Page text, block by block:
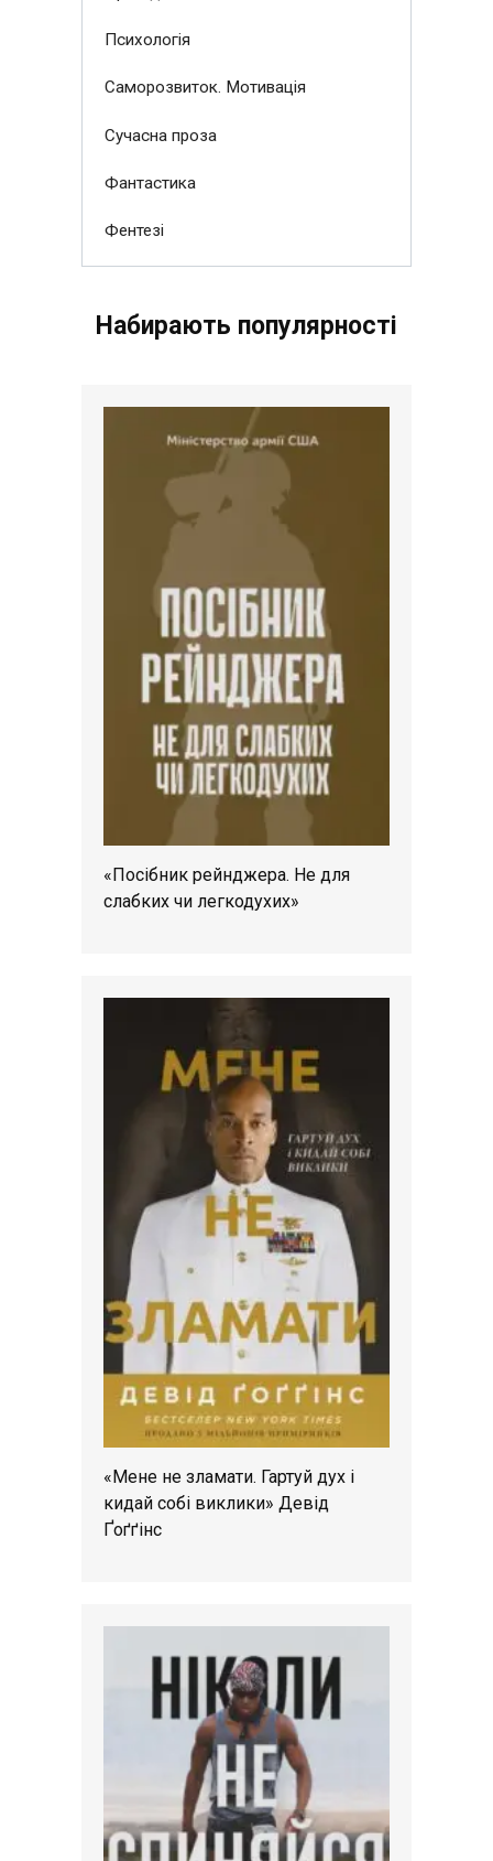
Психологія
Саморозвиток. Мотивація
Сучасна проза
Фантастика
Фентезі
Набирають популярності
«Посібник рейнджера. Не для
слабких чи легкодухих»
«Мене не зламати. Гартуй дух і
кидай собі виклики» Девід
Ґоґґінс